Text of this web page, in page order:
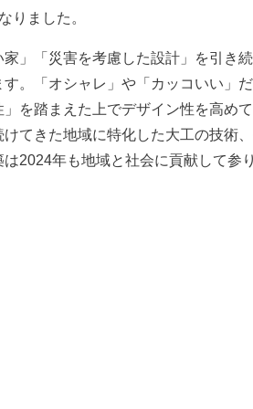
りました。
」「災害を考慮した設計」を引き
。「オシャレ」や「カッコいい」
を踏まえた上でデザイン性を高め
てきた地域に特化した大工の技術
2024年も地域と社会に貢献して参